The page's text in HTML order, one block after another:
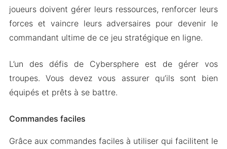
joueurs doivent gérer leurs ressources, renforcer leurs
forces et vaincre leurs adversaires pour devenir le
commandant ultime de ce jeu stratégique en ligne.
L’un des défis de Cybersphere est de gérer vos
troupes. Vous devez vous assurer qu’ils sont bien
équipés et prêts à se battre.
Commandes faciles
Grâce aux commandes faciles à utiliser qui facilitent le